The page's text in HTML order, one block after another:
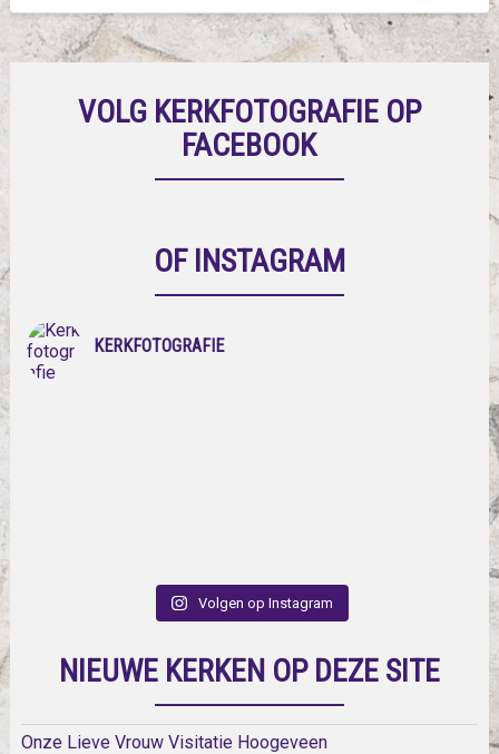
VOLG KERKFOTOGRAFIE OP
FACEBOOK
OF INSTAGRAM
KERKFOTOGRAFIE
Volgen op Instagram
NIEUWE KERKEN OP DEZE SITE
Onze Lieve Vrouw Visitatie Hoogeveen